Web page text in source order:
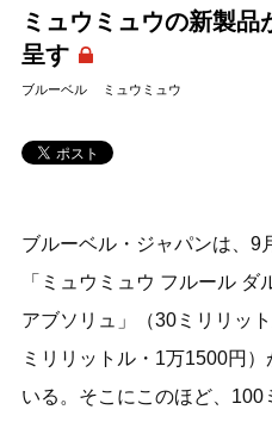
ミュウミュウの新製
呈す
ブルーベル ミュウミュウ
ブルーベル・ジャパンは、9
「ミュウミュウ フルール
アブソリュ」（30ミリリッ
ミリリットル・1万1500円
いる。そこにこのほど、